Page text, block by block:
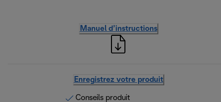
Manuel d’instructions
Enregistrez votre produit
Conseils produit